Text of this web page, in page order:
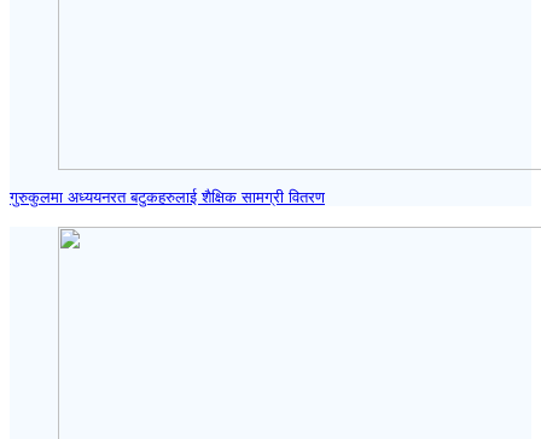
गुरुकुलमा अध्ययनरत बटुकहरुलाई शैक्षिक सामग्री वितरण